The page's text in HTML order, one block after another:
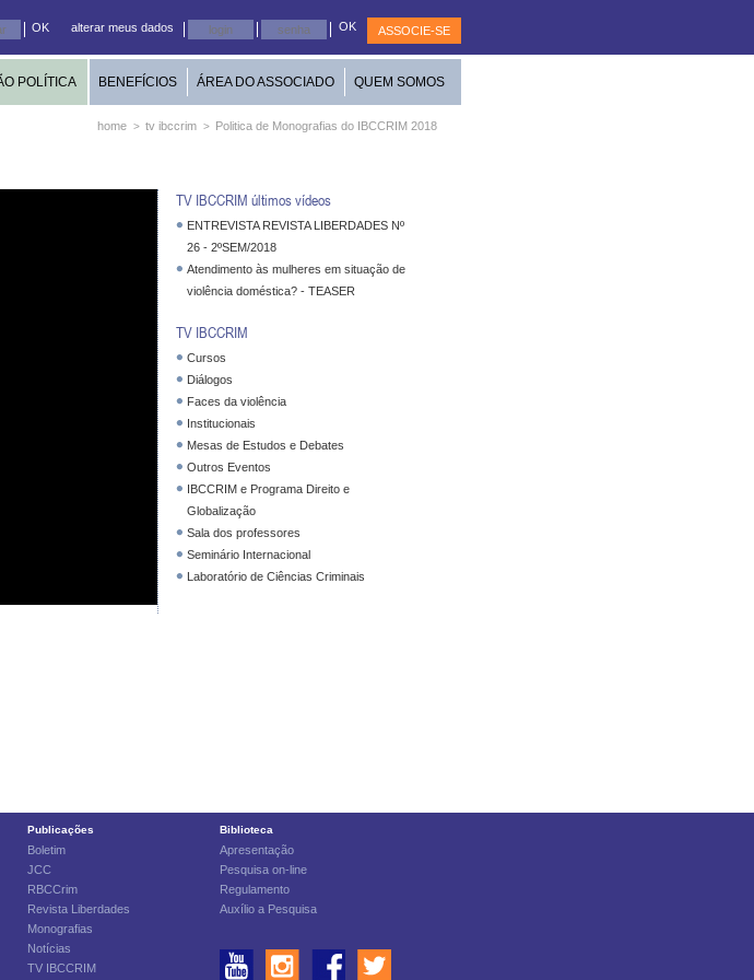
OK alterar meus dados ASSOCIE-SE
POLÍTICA BENEFÍCIOS ÁREA DO ASSOCIADO QUEM SOMOS
home > tv ibccrim > Politica de Monografias do IBCCRIM 2018
TV IBCCRIM últimos vídeos
ENTREVISTA REVISTA LIBERDADES Nº
26 - 2ºSEM/2018
Atendimento às mulheres em situação de
violência doméstica? - TEASER
TV IBCCRIM
Cursos
Diálogos
Faces da violência
Institucionais
Mesas de Estudos e Debates
Outros Eventos
IBCCRIM e Programa Direito e
Globalização
Sala dos professores
Seminário Internacional
Laboratório de Ciências Criminais
Publicações
Boletim
JCC
RBCCrim
Revista Liberdades
Monografias
Notícias
TV IBCCRIM
Biblioteca
Apresentação
Pesquisa on-line
Regulamento
Auxílio a Pesquisa